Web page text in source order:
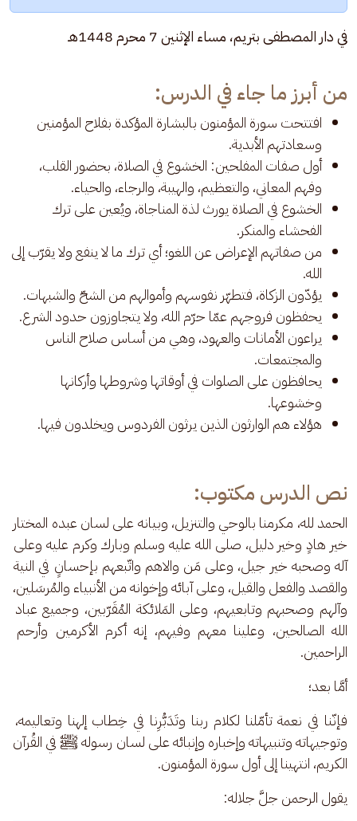
في دار المصطفى بتريم، مساء الإثنين 7 محرم 1448هـ
من أبرز ما جاء في الدرس:
افتتحت سورة المؤمنون بالبشارة المؤكدة بفلاح المؤمنين
وسعادتهم الأبدية.
أول صفات المفلحين: الخشوع في الصلاة، بحضور القلب،
وفهم المعاني، والتعظيم، والهيبة، والرجاء، والحياء.
الخشوع في الصلاة يورث لذة المناجاة، ويُعين على ترك
الفحشاء والمنكر.
من صفاتهم الإعراض عن اللغو؛ أي ترك ما لا ينفع ولا يقرّب إلى
الله.
يؤدّون الزكاة، فتطهّر نفوسهم وأموالهم من الشحّ والشبهات.
يحفظون فروجهم عمّا حرّم الله، ولا يتجاوزون حدود الشرع.
يراعون الأمانات والعهود، وهي من أساس صلاح الناس
والمجتمعات.
يحافظون على الصلوات في أوقاتها وشروطها وأركانها
وخشوعها.
هؤلاء هم الوارثون الذين يرثون الفردوس ويخلدون فيها.
نص الدرس مكتوب:
الحمد لله، مكرمنا بالوحي والتنزيل، وبيانه على لسان عبده المختار
خير هادٍ وخير دليل، صلى الله عليه وسلم وبارك وكرم عليه وعلى
آله وصحبه خير جيل، وعلى مَن والاهم واتّبعهم بإحسانٍ في النية
والقصد والفعل والقيل، وعلى آبائه وإخوانه من الأنبياء والمُرسَلين،
وآلهم وصحبهم وتابعيهم، وعلى المَلائكة المُقَرّبين، وجميع عباد
الله الصالحين، وعلينا معهم وفيهم، إنه أكرم الأكرمين وأرحم
الراحمين.
أمَّا بعد؛
فإنّنا في نعمة تأمّلنا لكلام ربنا وتَدَبُّرِنا في خِطاب إلهنا وتعاليمه،
وتوجيهاته وتنبيهاته وإخباره وإنبائه على لسان رسوله ﷺ في القُرآن
الكريم، انتهينا إلى أول سورة المؤمنون.
يقول الرحمن جلَّ جلاله: